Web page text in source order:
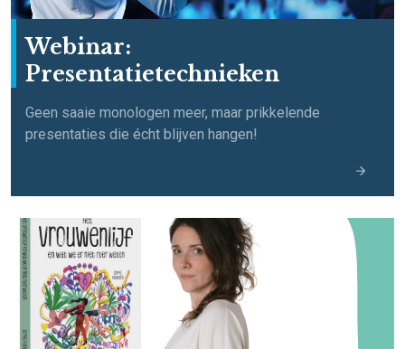
Webinar:
Presentatietechnieken
Geen saaie monologen meer, maar prikkelende
presentaties die écht blijven hangen!